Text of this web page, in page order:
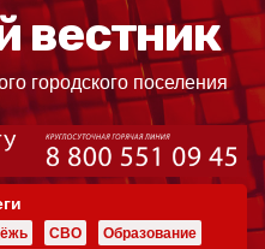
вестник
городского поселения
СВО
Образование